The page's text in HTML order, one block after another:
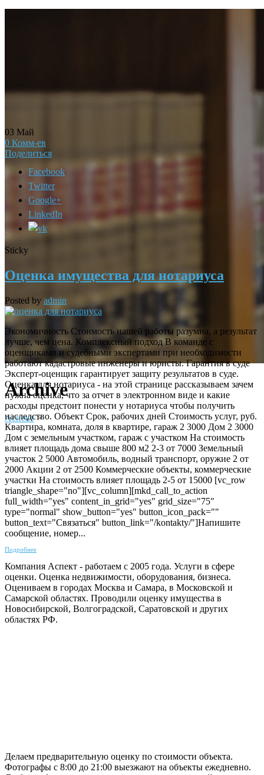
Archive
Аспект>
03 Май
0 Комм-ев
Поделиться
Facebook
Twitter
Google+
LinkedIn
Sticky
Оценка имущества для нотариуса
Posted by admin
Экономичность Стоимость нашей работы разумна, а результат
лучше, чем цена. Комплексный подход В команде с
оценщиками и судебными экспертами при необходимости
работают кадастровые инженеры и юристы. Гарантия в суде
Эксперт-оценщик гарантирует защиту результатов в суде.
Оценка для нотариуса - на этой странице рассказываем зачем
нужна оценка, что за отчет в электронном виде и какие
расходы предстоит понести у нотариуса чтобы получить
наследство. Объект Срок, рабочих дней Стоимость услуг, руб.
Квартира, комната, доля в квартире, гараж 2 3000 Дом 2 3000
Дом с земельным участком, гараж с участком На стоимость
влияет площадь дома свыше 800 м2 2-3 от 7000 Земельный
участок 2 5000 Автомобиль, водный транспорт, оружие 2 от
2000 Акции 2 от 2500 Коммерческие объекты, коммерческие
участки На стоимость влияет площадь 2-5 от 15000 [vc_row
triangle_shape="no"][vc_column][mkd_call_to_action
full_width="yes" content_in_grid="yes" grid_size="75"
type="normal" show_button="yes" button_icon_pack=""
button_text="Связаться" button_link="/kontakty/"]Напишите
сообщение, номер...
Подробнее
Компания Аспект - работаем с 2005 года. Услуги в сфере
оценки. Оценка недвижимости, оборудования, бизнеса.
Оцениваем в городах Москва и Самара, в Московской и
Самарской областях. Проводили оценку имущества в
Новосибирской, Волгоградской, Саратовской и других
областях РФ.
Делаем предварительную оценку по стоимости объекта.
Фотографы с 8:00 до 21:00 выезжают на объекты ежедневно.